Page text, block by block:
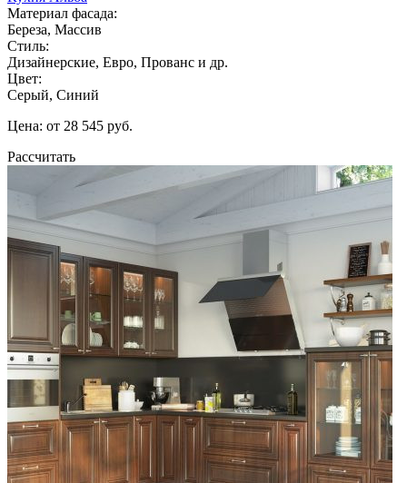
Материал фасада:
Береза, Массив
Стиль:
Дизайнерские, Евро, Прованс и др.
Цвет:
Серый, Синий
Цена: от 28 545 руб.
Рассчитать